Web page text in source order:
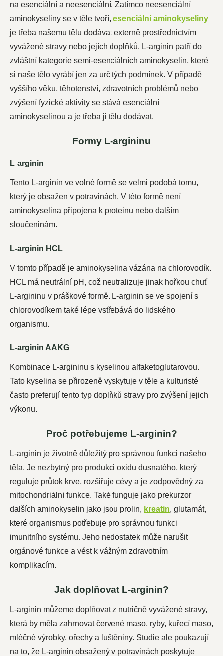
na esenciální a neesenciální. Zatímco neesenciální
aminokyseliny se v těle tvoří, esenciální aminokyseliny
je třeba našemu tělu dodávat externě prostřednictvím
vyvážené stravy nebo jejích doplňků. L-arginin patří do
zvláštní kategorie semi-esenciálních aminokyselin, které
si naše tělo vyrábí jen za určitých podmínek. V případě
vyššího věku, těhotenství, zdravotních problémů nebo
zvýšení fyzické aktivity se stává esenciální
aminokyselinou a je třeba ji tělu dodávat.
Formy L-argininu
L-arginin
Tento L-arginin ve volné formě se velmi podobá tomu,
který je obsažen v potravinách. V této formě není
aminokyselina připojena k proteinu nebo dalším
sloučeninám.
L-arginin HCL
V tomto případě je aminokyselina vázána na chlorovodík.
HCL má neutrální pH, což neutralizuje jinak hořkou chuť
L-argininu v práškové formě. L-arginin se ve spojení s
chlorovodíkem také lépe vstřebává do lidského
organismu.
L-arginin AAKG
Kombinace L-argininu s kyselinou alfaketoglutarovou.
Tato kyselina se přirozeně vyskytuje v těle a kulturisté
často preferují tento typ doplňků stravy pro zvýšení jejich
výkonu.
Proč potřebujeme L-arginin?
L-arginin je životně důležitý pro správnou funkci našeho
těla. Je nezbytný pro produkci oxidu dusnatého, který
reguluje průtok krve, rozšiřuje cévy a je zodpovědný za
mitochondriální funkce. Také funguje jako prekurzor
dalších aminokyselin jako jsou prolin, kreatin, glutamát,
které organismus potřebuje pro správnou funkci
imunitního systému. Jeho nedostatek může narušit
orgánové funkce a vést k vážným zdravotním
komplikacím.
Jak doplňovat L-arginin?
L-arginin můžeme doplňovat z nutričně vyvážené stravy,
která by měla zahrnovat červené maso, ryby, kuřecí maso,
mléčné výrobky, ořechy a luštěniny. Studie ale poukazují
na to, že L-arginin obsažený v potravinách poskytuje